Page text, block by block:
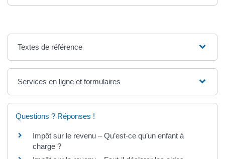
Textes de référence
Services en ligne et formulaires
Questions ? Réponses !
Impôt sur le revenu – Qu’est-ce qu’un enfant à
charge ?